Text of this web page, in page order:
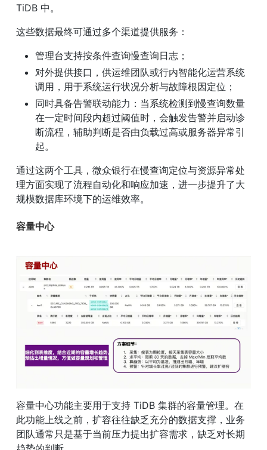
TiDB 中。
这些数据最终可通过多个渠道提供服务：
管理台支持按条件查询慢查询日志；
对外提供接口，供运维团队或行内智能化运营系统
调用，用于系统运行状况分析与故障根因定位；
同时具备告警联动能力：当系统检测到慢查询数量
在一定时间段内超过阈值时，会触发告警并启动诊
断流程，辅助判断是否由负载过高或服务器异常引
起。
通过这两个工具，微众银行在慢查询定位与资源异常处
理方面实现了流程自动化和响应加速，进一步提升了大
规模数据库环境下的运维效率。
容量中心
容量中心功能主要用于支持 TiDB 集群的容量管理。在
此功能上线之前，扩容往往缺乏充分的数据支撑，业务
团队通常只是基于当前压力提出扩容需求，缺乏对长期